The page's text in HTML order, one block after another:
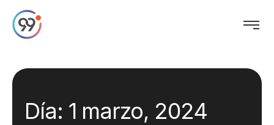
Día: 1 marzo, 2024